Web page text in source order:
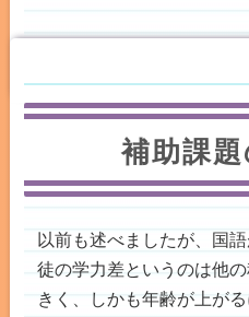
補助課
以前も述べましたが、国
徒の学力差というのは他
きく、しかも年齢が上が